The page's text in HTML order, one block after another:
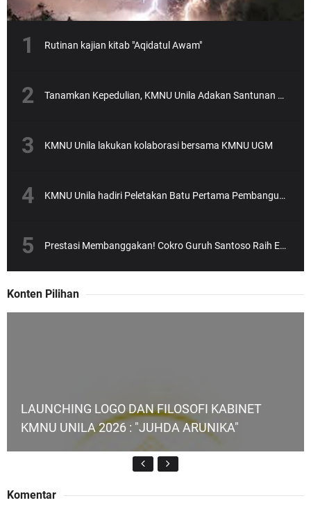
Rutinan kajian kitab "Aqidatul Awam"
Tanamkan Kepedulian, KMNU Unila Adakan Santunan Anak Yatim
KMNU Unila lakukan kolaborasi bersama KMNU UGM
KMNU Unila hadiri Peletakan Batu Pertama Pembangunan Gedung NU yang dipimpin Rektor Unila Prof. Karomani
Prestasi Membanggakan! Cokro Guruh Santoso Raih Emas Olimpiade Biologi Puskanas
Konten Pilihan
LAUNCHING LOGO DAN FILOSOFI KABINET
KMNU UNILA 2026 : "JUHDA ARUNIKA"
Komentar